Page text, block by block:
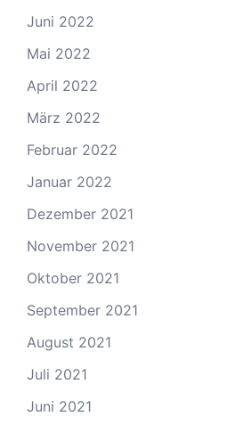
Juni 2022
Mai 2022
April 2022
März 2022
Februar 2022
Januar 2022
Dezember 2021
November 2021
Oktober 2021
September 2021
August 2021
Juli 2021
Juni 2021